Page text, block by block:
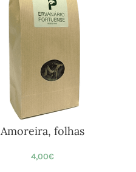
Amoreira, folhas
4,00€